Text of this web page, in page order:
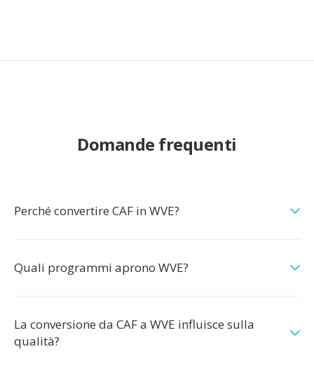
Domande frequenti
Perché convertire CAF in WVE?
Quali programmi aprono WVE?
La conversione da CAF a WVE influisce sulla
qualità?